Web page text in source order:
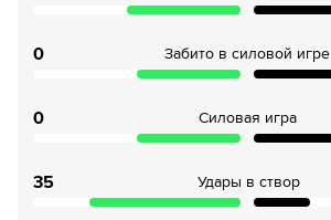
0 Забито в силовой игре
0 Силовая игра
35 Удары в створ